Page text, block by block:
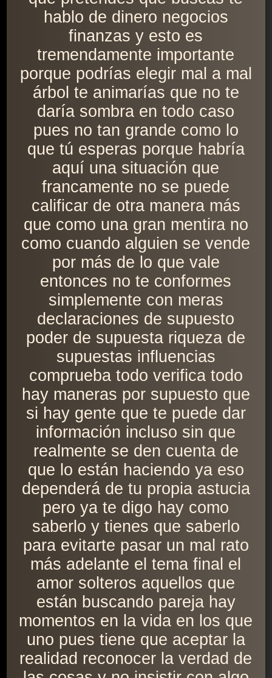
hablo de dinero negocios
finanzas y esto es
tremendamente importante
porque podrías elegir mal a mal
árbol te animarías que no te
daría sombra en todo caso
pues no tan grande como lo
que tú esperas porque habría
aquí una situación que
francamente no se puede
calificar de otra manera más
que como una gran mentira no
como cuando alguien se vende
por más de lo que vale
entonces no te conformes
simplemente con meras
declaraciones de supuesto
poder de supuesta riqueza de
supuestas influencias
comprueba todo verifica todo
hay maneras por supuesto que
si hay gente que te puede dar
información incluso sin que
realmente se den cuenta de
que lo están haciendo ya eso
dependerá de tu propia astucia
pero ya te digo hay como
saberlo y tienes que saberlo
para evitarte pasar un mal rato
más adelante el tema final el
amor solteros aquellos que
están buscando pareja hay
momentos en la vida en los que
uno pues tiene que aceptar la
realidad reconocer la verdad de